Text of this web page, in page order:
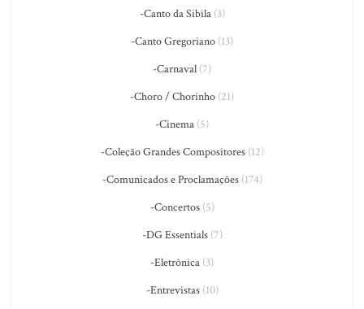
-Canto da Sibila(3)
-Canto Gregoriano (13)
-Carnaval (7)
-Choro / Chorinho (21)
-Cinema (5)
-Coleção Grandes Compositores(12)
-Comunicados e Proclamações(174)
-Concertos(5)
-DG Essentials(7)
-Eletrônica (3)
-Entrevistas(10)